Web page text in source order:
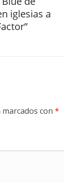
iglesias a
con *